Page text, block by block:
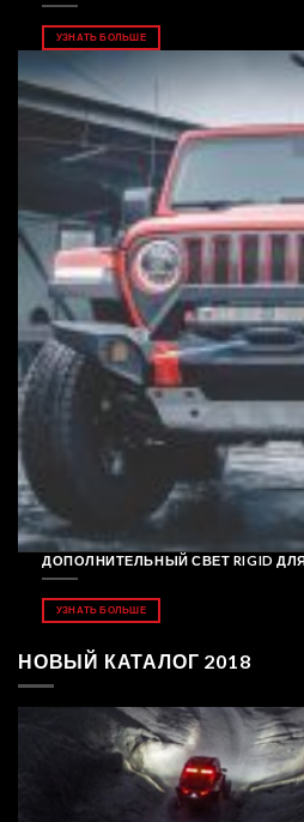
УЗНАТЬ БОЛЬШЕ
ДОПОЛНИТЕЛЬНЫЙ СВЕТ RIGID ДЛЯ
УЗНАТЬ БОЛЬШЕ
НОВЫЙ КАТАЛОГ 2018